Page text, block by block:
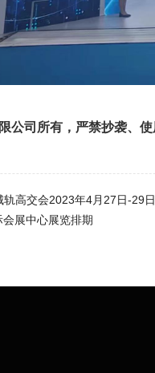
公司所有，严禁抄袭、
高交会2023年4月27日-29
展中心展览排期